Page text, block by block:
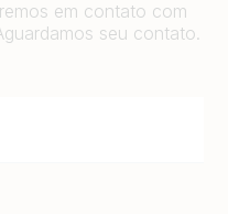
em contato com
seu contato.